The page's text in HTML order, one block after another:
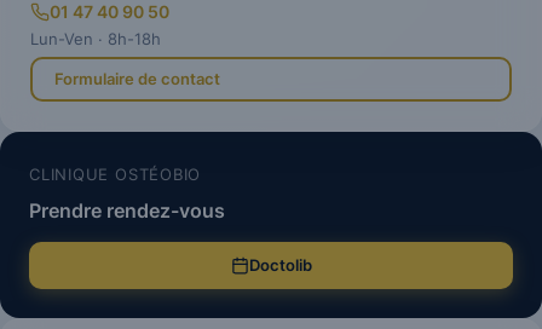
01 47 40 90 50
Lun-Ven · 8h-18h
Formulaire de contact
CLINIQUE OSTÉOBIO
Prendre rendez-vous
Doctolib